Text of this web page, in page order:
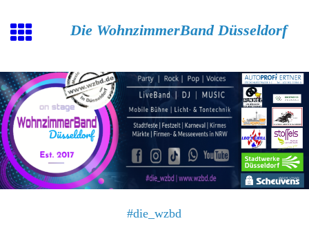
Die WohnzimmerBand Düsseldorf
#die_wzbd